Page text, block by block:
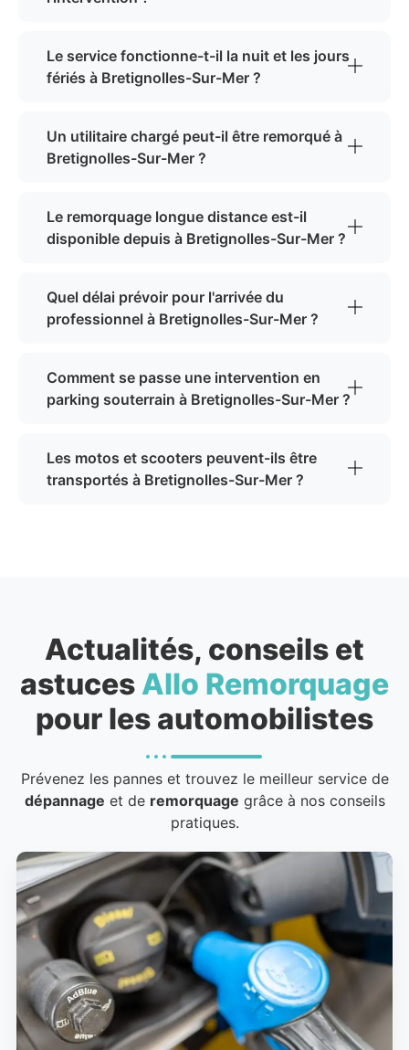
Le service fonctionne-t-il la nuit et les jours
fériés à Bretignolles-Sur-Mer ?
Un utilitaire chargé peut-il être remorqué à
Bretignolles-Sur-Mer ?
Le remorquage longue distance est-il
disponible depuis à Bretignolles-Sur-Mer ?
Quel délai prévoir pour l'arrivée du
professionnel à Bretignolles-Sur-Mer ?
Comment se passe une intervention en
parking souterrain à Bretignolles-Sur-Mer ?
Les motos et scooters peuvent-ils être
transportés à Bretignolles-Sur-Mer ?
Actualités, conseils et
astuces Allo Remorquage
pour les automobilistes
Prévenez les pannes et trouvez le meilleur service de
dépannage et de remorquage grâce à nos conseils
pratiques.